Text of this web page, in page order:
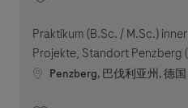
Praktikum (B.Sc. / M.Sc.)
Projekte, Standort Penzberg
Location
Penzberg, 巴伐利亚州, 德国